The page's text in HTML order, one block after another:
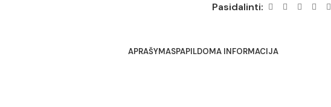
Pasidalinti:
APRAŠYMASPAPILDOMA INFORMACIJA